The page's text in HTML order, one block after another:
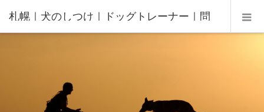
札幌｜犬のしつけ｜ドッグトレーナー｜問
んの家庭教師®️